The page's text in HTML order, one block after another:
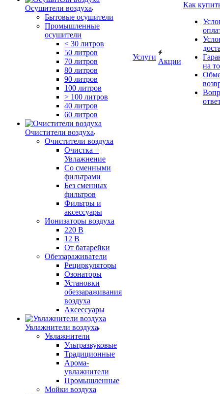
Осушители воздуха
Бытовые осушители
Промышленные
осушители
< 30 литров
50 литров
70 литров
80 литров
90 литров
100 литров
> 100 литров
40 литров
60 литров
Очистители воздуха
Очистители воздуха
Очистка +
Увлажнение
Cо сменными
фильтрами
Без сменных
фильтров
Фильтры и
аксессуары
Ионизаторы воздуха
220 В
12 В
От батарейки
Обеззараживатели
Рециркуляторы
Озонаторы
Установки
обеззараживания
воздуха
Аксессуары
Увлажнители воздуха
Увлажнители
Ультразвуковые
Традиционные
Арома-
увлажнители
Промышленные
Мойки воздуха
Услуги
Акции
Как
на